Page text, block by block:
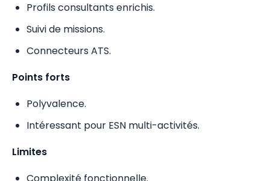
Profils consultants enrichis.
Suivi de missions.
Connecteurs ATS.
Points forts
Polyvalence.
Intéressant pour ESN multi-activités.
Limites